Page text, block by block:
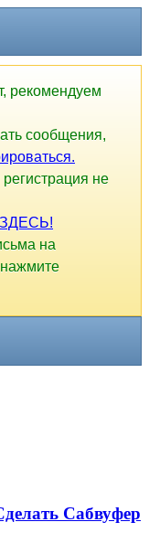
рекомендуем
сообщения,
не
ЗДЕСЬ!
на
нажмите
Сабвуфер